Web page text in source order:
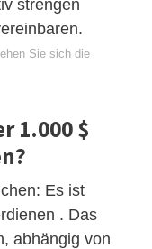
strengen
Sie sich die
1.000 $
Es ist
. Das
abhängig von